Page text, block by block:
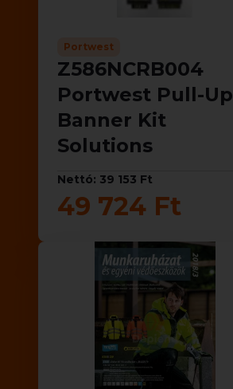
Portwest
Z586NCRB004
Portwest Pull-Up
Banner Kit
Solutions
Nettó: 39 153 Ft
49 724 Ft